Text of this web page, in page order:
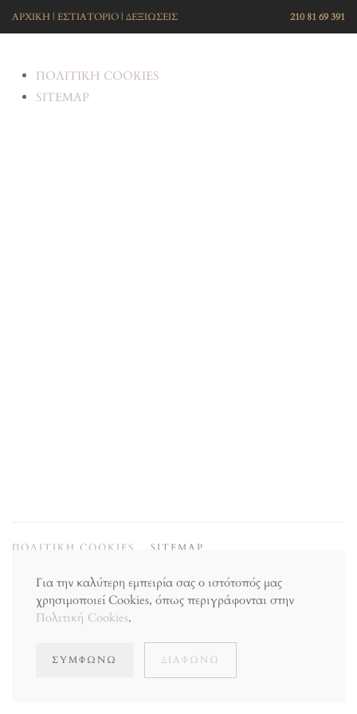
ΑΡΧΙΚΗ | ΕΣΤΙΑΤΟΡΙΟ | ΔΕΞΙΩΣΕΙΣ 210 81 69 391
ΠΟΛΙΤΙΚΗ COOKIES
SITEMAP
ΠΟΛΙΤΙΚΗ COOKIES SITEMAP
Για την καλύτερη εμπειρία σας ο ιστότοπός μας
χρησιμοποιεί Cookies, όπως περιγράφονται στην
Πολιτική Cookies.
ΣΥΜΦΩΝΏ ΔΙΑΦΩΝΏ